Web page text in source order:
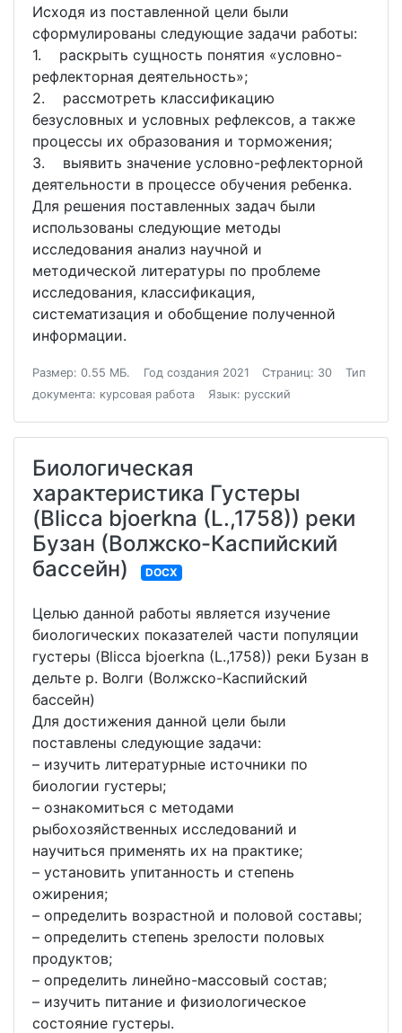
Исходя из поставленной цели были
сформулированы следующие задачи работы:
1. раскрыть сущность понятия «условно-
рефлекторная деятельность»;
2. рассмотреть классификацию
безусловных и условных рефлексов, а также
процессы их образования и торможения;
3. выявить значение условно-рефлекторной
деятельности в процессе обучения ребенка.
Для решения поставленных задач были
использованы следующие методы
исследования анализ научной и
методической литературы по проблеме
исследования, классификация,
систематизация и обобщение полученной
информации.
Размер: 0.55 МБ. Год создания 2021 Страниц: 30
Тип
документа: курсовая работа
Язык: русский
Биологическая
характеристика Густеры
(Blicca bjoerkna (L.,1758)) реки
Бузан (Волжско-Каспийский
бассейн)
DOCX
Целью данной работы является изучение
биологических показателей части популяции
густеры (Blicca bjoerkna (L.,1758)) реки Бузан в
дельте р. Волги (Волжско-Каспийский
бассейн)
Для достижения данной цели были
поставлены следующие задачи:
– изучить литературные источники по
биологии густеры;
– ознакомиться с методами
рыбохозяйственных исследований и
научиться применять их на практике;
– установить упитанность и степень
ожирения;
– определить возрастной и половой составы;
– определить степень зрелости половых
продуктов;
– определить линейно-массовый состав;
– изучить питание и физиологическое
состояние густеры.